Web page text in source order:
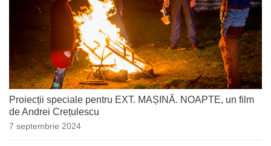
Proiecții speciale pentru EXT. MAȘINĂ. NOAPTE, un film
de Andrei Crețulescu
7 septembrie 2024